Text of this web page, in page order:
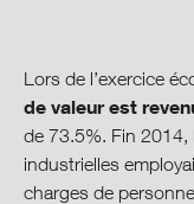
Lors de l’exercice
de valeur est
de 73.5%. Fin 2014,
industrielles
charges de